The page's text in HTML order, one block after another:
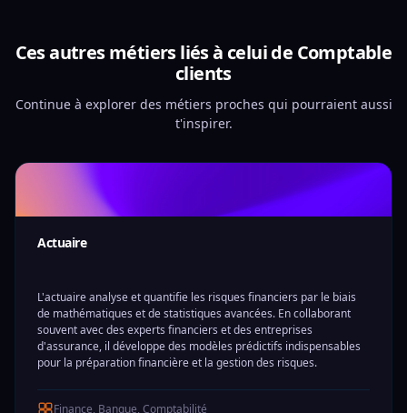
Ces autres métiers liés à celui de Comptable
clients
Continue à explorer des métiers proches qui pourraient aussi
t'inspirer.
Actuaire
L'actuaire analyse et quantifie les risques financiers par le biais
de mathématiques et de statistiques avancées. En collaborant
souvent avec des experts financiers et des entreprises
d'assurance, il développe des modèles prédictifs indispensables
pour la préparation financière et la gestion des risques.
Finance, Banque, Comptabilité